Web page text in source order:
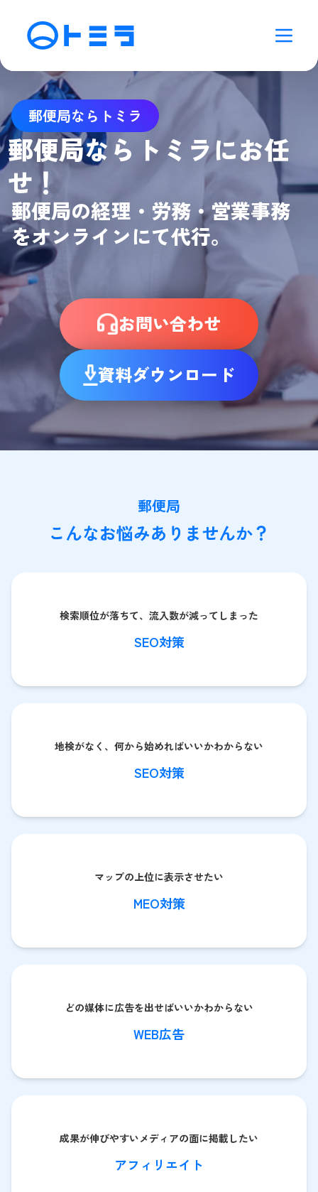
郵便局ならトミラ
郵便局ならトミラにお任
せ！
郵便局の経理・労務・営業事務
をオンラインにて代行。
お問い合わせ
資料ダウンロード
郵便局
こんなお悩みありませんか？
検索順位が落ちて、流入数が減ってしまった
SEO対策
地検がなく、何から始めればいいかわからない
SEO対策
マップの上位に表示させたい
MEO対策
どの媒体に広告を出せばいいかわからない
WEB広告
成果が伸びやすいメディアの面に掲載したい
アフィリエイト